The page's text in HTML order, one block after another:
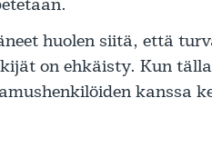
huolen siitä, että
on ehkäisty. Kun
kanssa